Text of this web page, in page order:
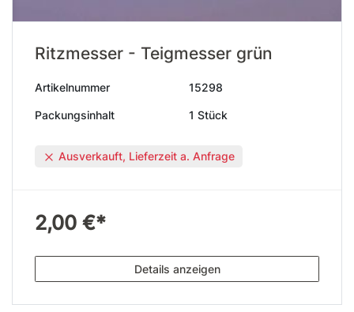
Ritzmesser - Teigmesser grün
Artikelnummer 15298
Packungsinhalt 1 Stück
Ausverkauft, Lieferzeit a. Anfrage
2,00 €*
Details anzeigen